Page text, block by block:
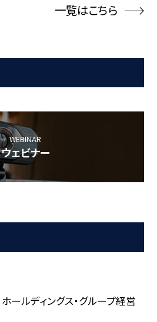
一覧はこちら
WEBINAR
ウェビナー
ホールディングス・グループ経営